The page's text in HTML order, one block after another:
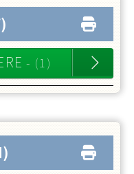
- (1)